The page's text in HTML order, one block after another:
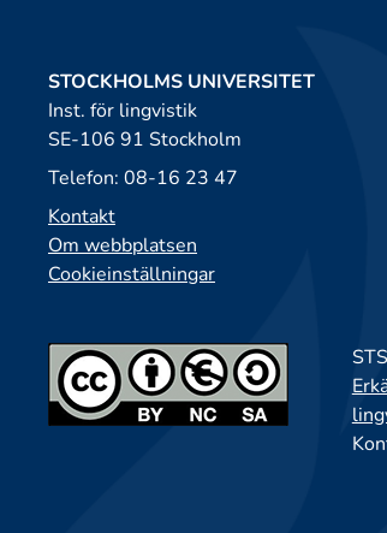
STOCKHOLMS UNIVERSITET
Inst. för lingvistik
SE-106 91 Stockholm
Telefon: 08-16 23 47
Kontakt
Om webbplatsen
Cookieinställningar